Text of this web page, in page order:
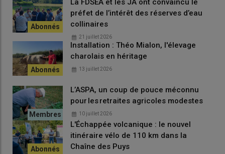
La FDSEA et les JA ont convaincu le
préfet de l’intérêt des réserves d’eau
collinaires
21 juillet 2026
Installation : Théo Mialon, l'élevage
charolais en héritage
13 juillet 2026
L’ASPA, un coup de pouce méconnu
pour les retraites agricoles modestes
10 juillet 2026
L'Échappée volcanique : le nouvel
itinéraire vélo de 110 km dans la
Chaîne des Puys